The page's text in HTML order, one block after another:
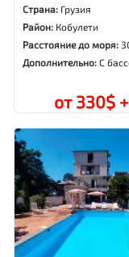
Страна: Грузия
Район: Кобулети
Расстояние до моря:
Дополнительно:С
от 330$